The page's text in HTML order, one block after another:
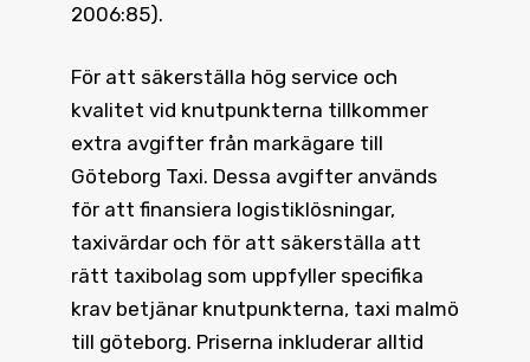
2006:85).
För att säkerställa hög service och
kvalitet vid knutpunkterna tillkommer
extra avgifter från markägare till
Göteborg Taxi. Dessa avgifter används
för att finansiera logistiklösningar,
taxivärdar och för att säkerställa att
rätt taxibolag som uppfyller specifika
krav betjänar knutpunkterna, taxi malmö
till göteborg. Priserna inkluderar alltid